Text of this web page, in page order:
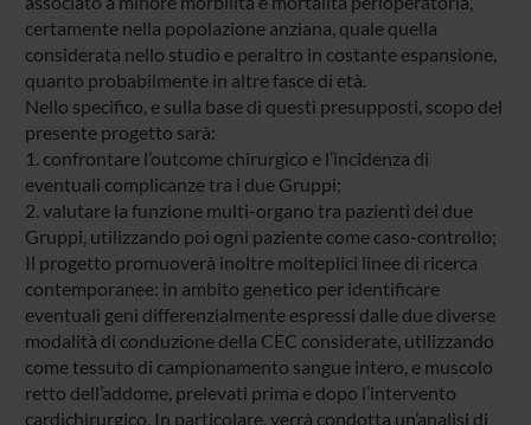
certamente nella popolazione anziana, quale quella
considerata nello studio e peraltro in costante espansione,
quanto probabilmente in altre fasce di età.
Nello specifico, e sulla base di questi presupposti, scopo del
presente progetto sarà:
1. confrontare l’outcome chirurgico e l’incidenza di
eventuali complicanze tra i due Gruppi;
2. valutare la funzione multi-organo tra pazienti dei due
Gruppi, utilizzando poi ogni paziente come caso-controllo;
Il progetto promuoverà inoltre molteplici linee di ricerca
contemporanee: in ambito genetico per identificare
eventuali geni differenzialmente espressi dalle due diverse
modalità di conduzione della CEC considerate, utilizzando
come tessuto di campionamento sangue intero, e muscolo
retto dell’addome, prelevati prima e dopo l’intervento
cardichirurgico. In particolare, verrà condotta un’analisi di